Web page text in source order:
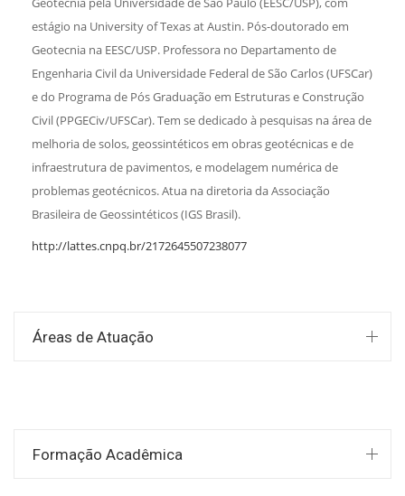
estágio na University of Texas at Austin. Pós-doutorado em
Geotecnia na EESC/USP. Professora no Departamento de
Engenharia Civil da Universidade Federal de São Carlos (UFSCar)
e do Programa de Pós Graduação em Estruturas e Construção
Civil (PPGECiv/UFSCar). Tem se dedicado à pesquisas na área de
melhoria de solos, geossintéticos em obras geotécnicas e de
infraestrutura de pavimentos, e modelagem numérica de
problemas geotécnicos. Atua na diretoria da Associação
Brasileira de Geossintéticos (IGS Brasil).
http://lattes.cnpq.br/2172645507238077
Áreas de Atuação
Formação Acadêmica